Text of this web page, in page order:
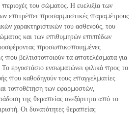
του σώματος. Η ευελιξία των
επιτρέπει προσαρμοστικές παραμέτρους
χαρακτηριστικών του ασθενούς, του
και των επιθυμητών επιπέδων
προσωπικοποιημένες
που βελτιστοποιούν τα αποτελέσματα για
εργοστάσιο ενσωματώνει φιλικά προς το
που καθοδηγούν τους επαγγελματίες
τοποθέτηση των εφαρμοστών,
της θεραπείας ανεξάρτητα από το
Οι δυνατότητες θεραπείας